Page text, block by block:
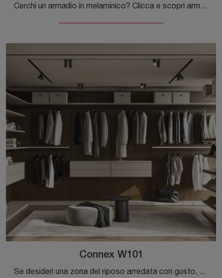
Cerchi un armadio in melaminico? Clicca e scopri armadi cabine armadio con ante scorrevoli di Colombini Casa.
Connex W101
Se desideri una zona del riposo arredata con gusto, scegli l'armadio Connex W101 con ante scorrevoli di Colombini Casa!